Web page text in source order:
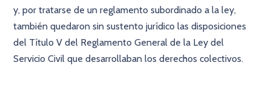
y, por tratarse de un reglamento subordinado a la ley,
también quedaron sin sustento jurídico las disposiciones
del Título V del Reglamento General de la Ley del
Servicio Civil que desarrollaban los derechos colectivos.